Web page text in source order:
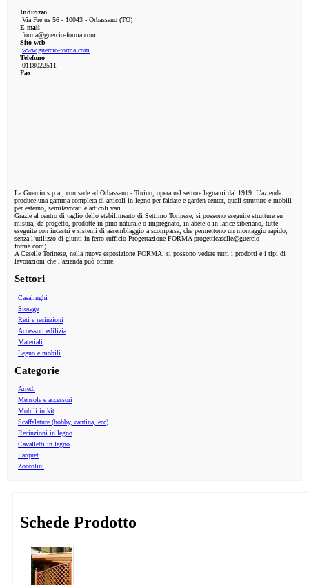
Indirizzo
Via Frejus 56 - 10043 - Orbassano (TO)
E-mail
forma@guercio-forma.com
Sito web
www.guercio-forma.com
Telefono
0118022511
Fax
La Guercio s.p.a., con sede ad Orbassano - Torino, opera nel settore legnami dal 1919. L’azienda
produce una gamma completa di articoli in legno per faidate e garden center, quali strutture e mobili
per esterno, semilavorati e articoli vari .
Grazie al centro di taglio dello stabilimento di Settimo Torinese, si possono eseguire strutture su
misura, da progetto, prodotte in pino naturale o impregnato, in abete o in larice siberiano, tutte
eseguite con incastri e sistemi di assemblaggio a scomparsa, che permettono un montaggio rapido,
senza l’utilizzo di giunti in ferro (ufficio Progettazione FORMA progetticaselle@guercio-
forma.com).
A Caselle Torinese, nella nuova esposizione FORMA, si possono vedere tutti i prodotti e i tipi di
lavorazioni che l’azienda può offrire.
Settori
Casalinghi
Storage
Reti e recinzioni
Accessori edilizia
Materiali
Legno e mobili
Categorie
Arredi
Mensole e accessori
Mobili in kit
Scaffalature (hobby, cantina, ecc)
Recinzioni in legno
Cavalletti in legno
Parquet
Zoccolini
Schede Prodotto